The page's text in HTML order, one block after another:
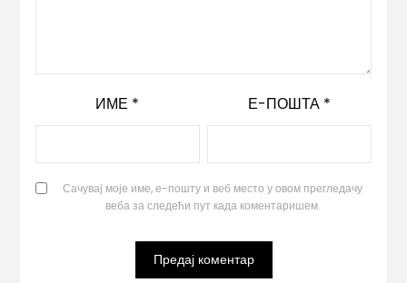
ИМЕ * Е-ПОШТА *
Сачувај моје име, е-пошту и веб место у овом прегледачу
веба за следећи пут када коментаришем.